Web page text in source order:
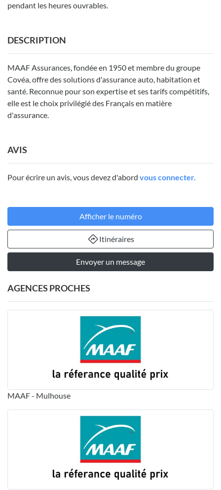
pendant les heures ouvrables.
DESCRIPTION
MAAF Assurances, fondée en 1950 et membre du groupe
Covéa, offre des solutions d'assurance auto, habitation et
santé. Reconnue pour son expertise et ses tarifs compétitifs,
elle est le choix privilégié des Français en matière
d'assurance.
AVIS
Pour écrire un avis, vous devez d'abord vous connecter.
Afficher le numéro
Itinéraires
Envoyer un message
AGENCES PROCHES
MAAF - Mulhouse